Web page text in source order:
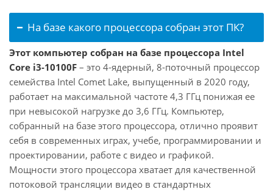
На базе какого процессора собран этот ПК?
Этот компьютер собран на базе процессора Intel
Core i3-10100F – это 4-ядерный, 8-поточный процессор
семейства Intel Comet Lake, выпущенный в 2020 году,
работает на максимальной частоте 4,3 ГГц понижая ее
при невысокой нагрузке до 3,6 ГГц. Компьютер,
собранный на базе этого процессора, отлично проявит
себя в современных играх, учебе, программировании и
проектировании, работе с видео и графикой.
Мощности этого процессора хватает для качественной
потоковой трансляции видео в стандартных